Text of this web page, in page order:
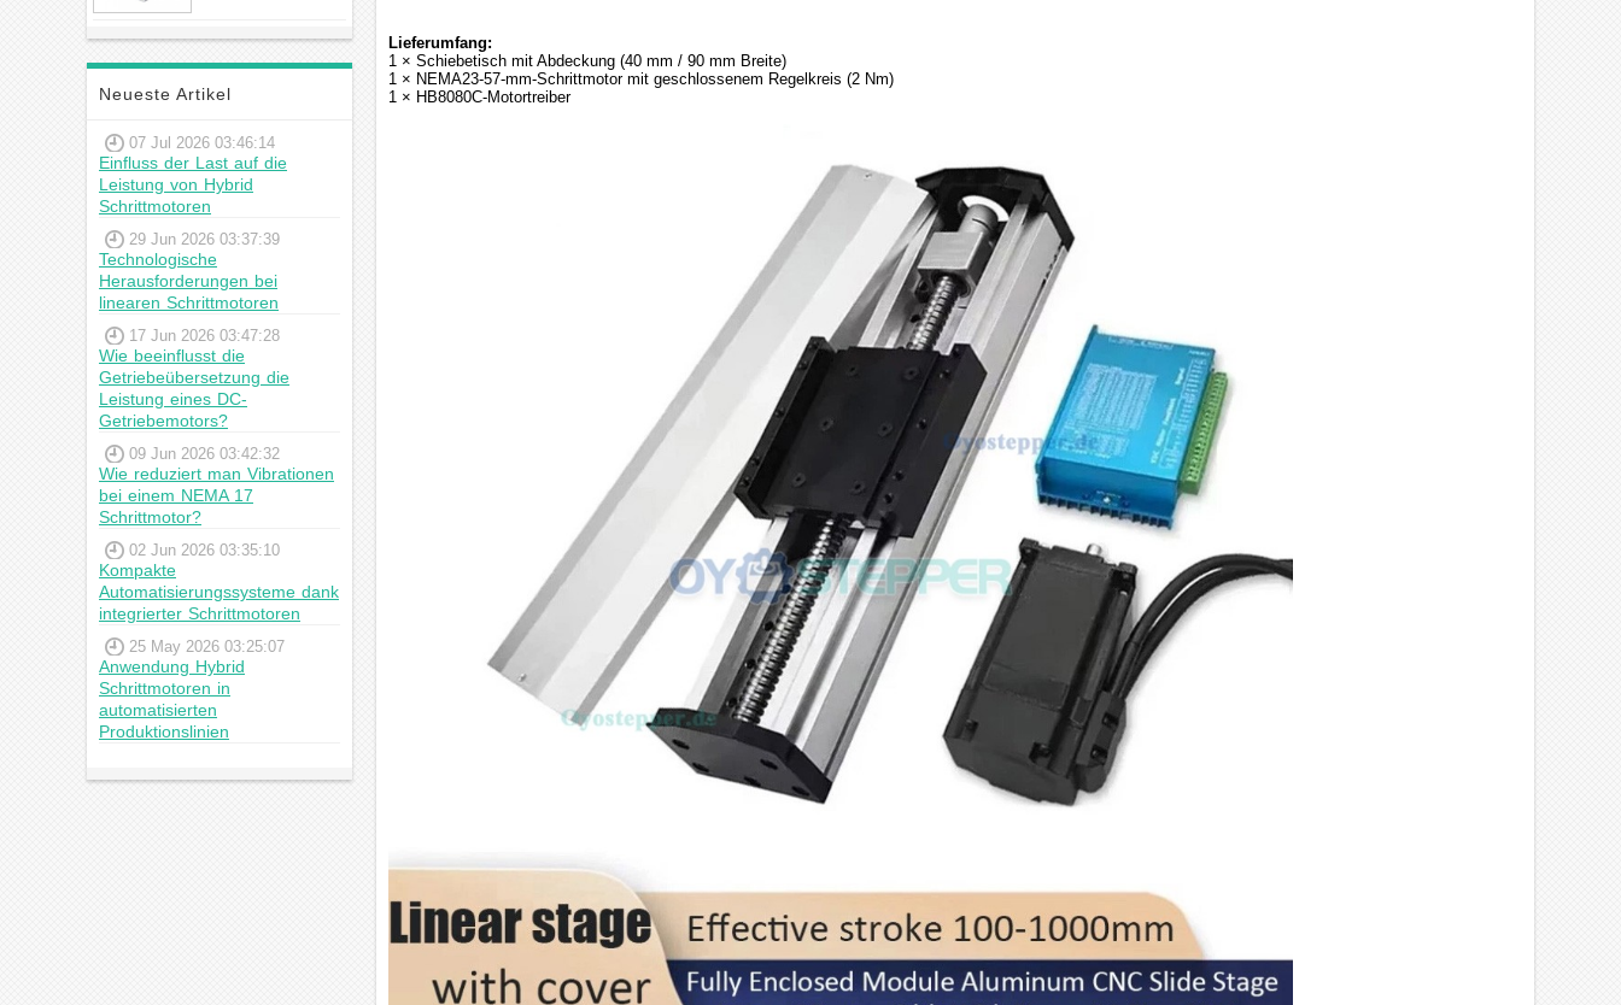
Neueste Artikel
07 Jul 2026 03:46:14
Einfluss der Last auf die
Leistung von Hybrid
Schrittmotoren
29 Jun 2026 03:37:39
Technologische
Herausforderungen bei
linearen Schrittmotoren
17 Jun 2026 03:47:28
Wie beeinflusst die
Getriebeübersetzung die
Leistung eines DC-
Getriebemotors?
09 Jun 2026 03:42:32
Wie reduziert man Vibrationen
bei einem NEMA 17
Schrittmotor?
02 Jun 2026 03:35:10
Kompakte
Automatisierungssysteme dank
integrierter Schrittmotoren
25 May 2026 03:25:07
Anwendung Hybrid
Schrittmotoren in
automatisierten
Produktionslinien
Lieferumfang:
1 × Schiebetisch mit Abdeckung (40 mm / 90 mm Breite)
1 × NEMA23-57-mm-Schrittmotor mit geschlossenem Regelkreis (2 Nm)
1 × HB8080C-Motortreiber